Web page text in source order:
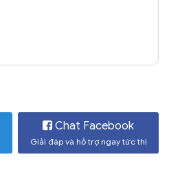
Chat Facebook
Giải đáp và hỗ trợ ngay tức thì